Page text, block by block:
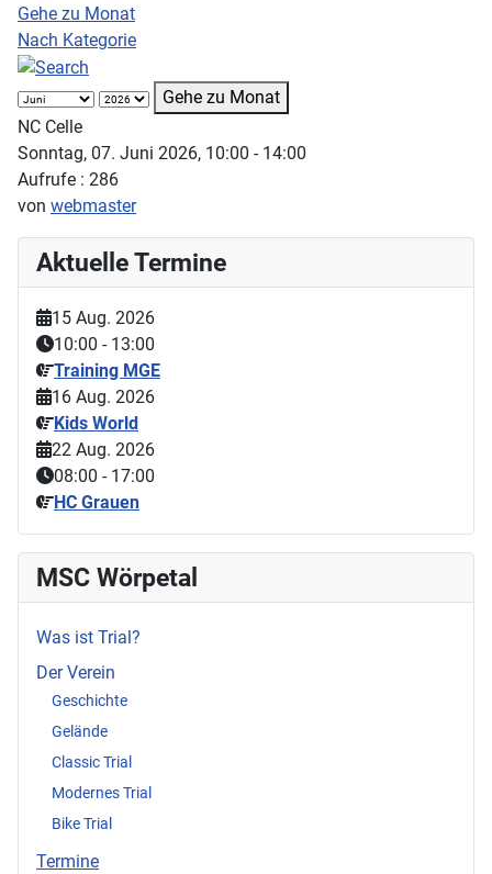
Gehe zu Monat
Nach Kategorie
Gehe zu Monat
NC Celle
Sonntag, 07. Juni 2026, 10:00 - 14:00
Aufrufe : 286
von webmaster
Aktuelle Termine
15 Aug. 2026
10:00 - 13:00
Training MGE
16 Aug. 2026
Kids World
22 Aug. 2026
08:00 - 17:00
HC Grauen
MSC Wörpetal
Was ist Trial?
Der Verein
Geschichte
Gelände
Classic Trial
Modernes Trial
Bike Trial
Termine